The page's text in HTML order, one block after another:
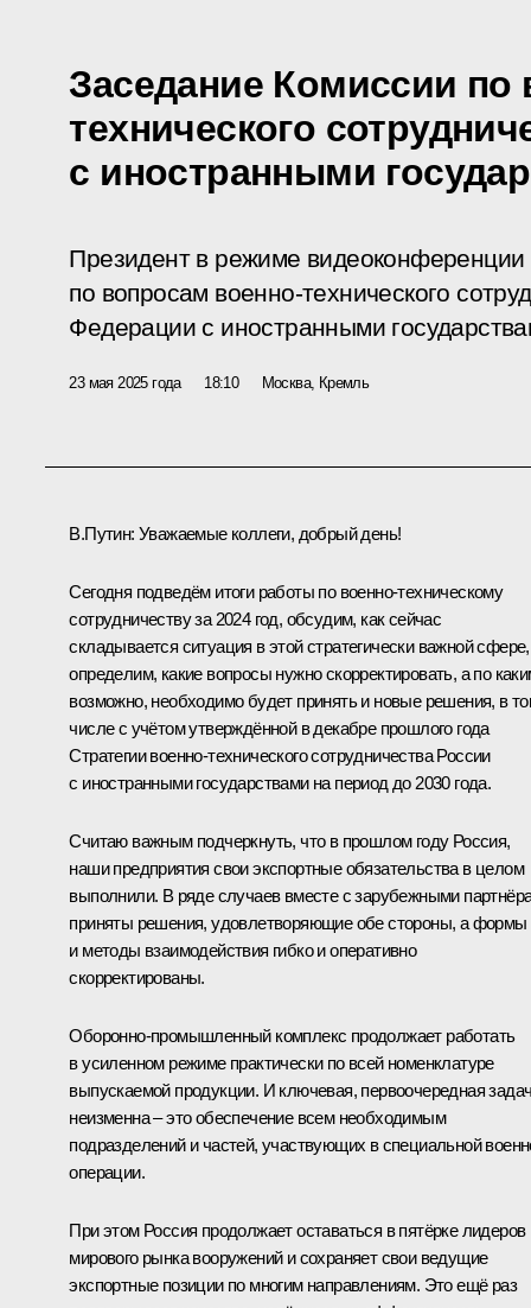
Заседание Комиссии по
технического
с иностранными
Президент в режиме
по вопросам военно-технического
Федерации с иностранными
23 мая 2025 года 18:10 Москва, Кремль
В.Путин: Уважаемые коллеги, добрый день!
Сегодня подведём итоги работы по военно-техническому
сотрудничеству за 2024 год, обсудим, как сейчас
складывается ситуация в этой стратегически важной сфере,
определим, какие вопросы нужно скорректировать, а по
возможно, необходимо будет принять и новые решения, в
числе с учётом утверждённой в декабре прошлого года
Стратегии военно-технического сотрудничества России
с иностранными государствами на период до 2030 года.
Считаю важным подчеркнуть, что в прошлом году Россия,
наши предприятия свои экспортные обязательства в целом
выполнили. В ряде случаев вместе с зарубежными
приняты решения, удовлетворяющие обе стороны, а формы
и методы взаимодействия гибко и оперативно
скорректированы.
Оборонно-промышленный комплекс продолжает работать
в усиленном режиме практически по всей номенклатуре
выпускаемой продукции. И ключевая, первоочередная
неизменна – это обеспечение всем необходимым
подразделений и частей, участвующих в специальной
операции.
При этом Россия продолжает оставаться в пятёрке лидеров
мирового рынка вооружений и сохраняет свои ведущие
экспортные позиции по многим направлениям. Это ещё раз